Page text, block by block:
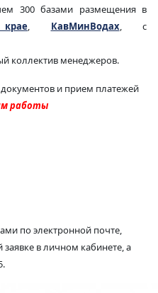
300 базами размещения в
, КавМинВодах, с
коллектив менеджеров.
и прием платежей
работы
по электронной почте,
в личном кабинете, а